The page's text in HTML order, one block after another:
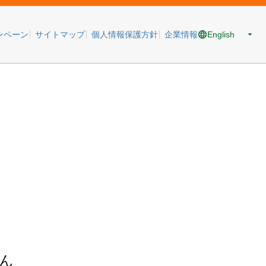
ペーン サイトマップ 個人情報保護方針 企業情報 English